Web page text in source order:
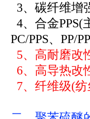
3、碳纤维增
4、合金PPS(
PC/PPS、PP/
5、高耐磨改
6、高导热改
7、纤维级(纺